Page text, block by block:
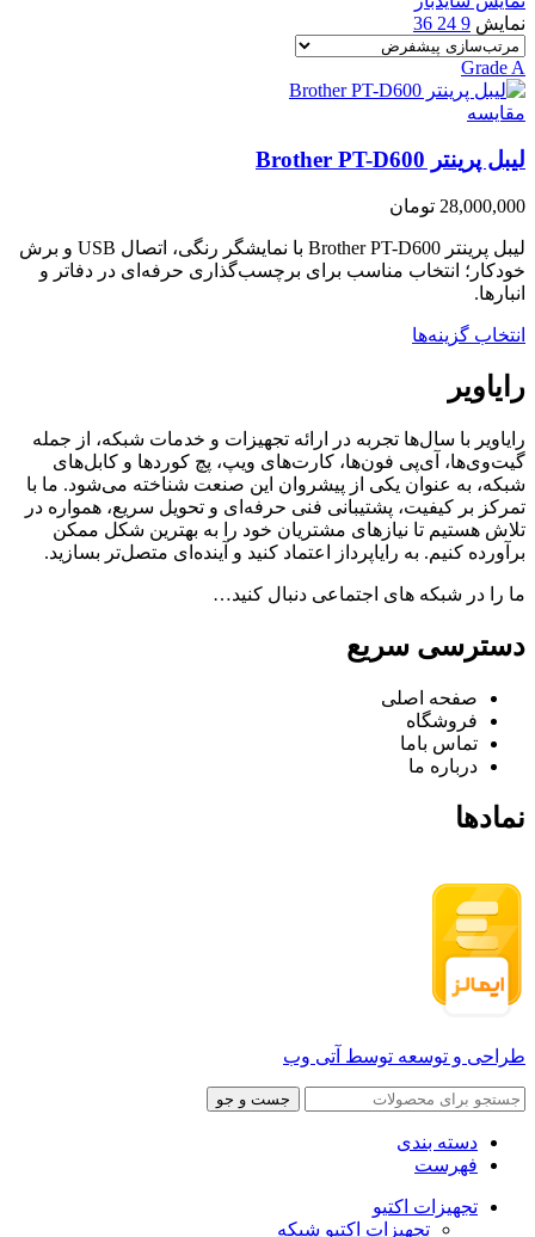
نمایش 9
24
36
Grade A
مقایسه
لیبل پرینتر Brother PT-D600
28,000,000 تومان
لیبل پرینتر Brother PT-D600 با نمایشگر رنگی، اتصال USB و برش
خودکار؛ انتخاب مناسب برای برچسب‌گذاری حرفه‌ای در دفاتر و
انبارها.
انتخاب گزینه‌ها
رایاویر
رایاویر با سال‌ها تجربه در ارائه تجهیزات و خدمات شبکه، از جمله
گیت‌وی‌ها، آی‌پی فون‌ها، کارت‌های ویپ، پچ کوردها و کابل‌های
شبکه، به عنوان یکی از پیشروان این صنعت شناخته می‌شود. ما با
تمرکز بر کیفیت، پشتیبانی فنی حرفه‌ای و تحویل سریع، همواره در
تلاش هستیم تا نیازهای مشتریان خود را به بهترین شکل ممکن
برآورده کنیم. به رایاپرداز اعتماد کنید و آینده‌ای متصل‌تر بسازید.
ما را در شبکه های اجتماعی دنبال کنید…
دسترسی سریع
صفحه اصلی
فروشگاه
تماس باما
درباره ما
نمادها
طراحی و توسعه توسط آتی وب
جست و جو
دسته بندی
فهرست
تجهیزات اکتیو
تجهیزات اکتیو شبکه